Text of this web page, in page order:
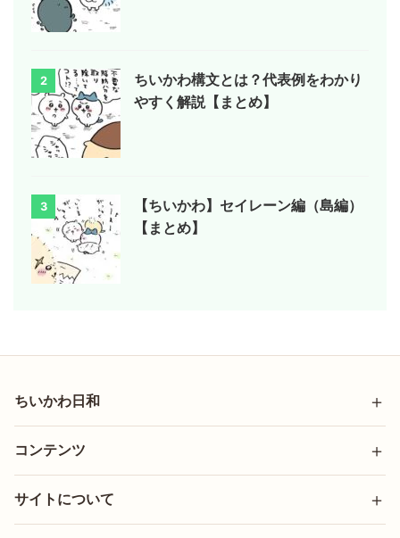
2
ちいかわ構文とは？代表例をわかり
やすく解説【まとめ】
3
【ちいかわ】セイレーン編（島編）
【まとめ】
ちいかわ日和
コンテンツ
サイトについて